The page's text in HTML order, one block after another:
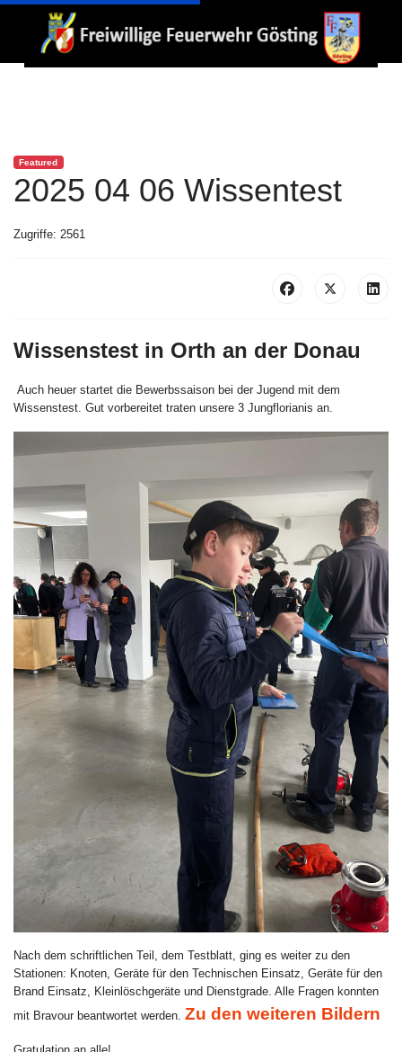
Featured
2025 04 06 Wissentest
Zugriffe: 2561
Wissenstest in Orth an der Donau
Auch heuer startet die Bewerbssaison bei der Jugend mit dem
Wissenstest. Gut vorbereitet traten unsere 3 Jungflorianis an.
Nach dem schriftlichen Teil, dem Testblatt, ging es weiter zu den
Stationen: Knoten, Geräte für den Technischen Einsatz, Geräte für den
Brand Einsatz, Kleinlöschgeräte und Dienstgrade. Alle Fragen konnten
mit Bravour beantwortet werden. Zu den weiteren Bildern